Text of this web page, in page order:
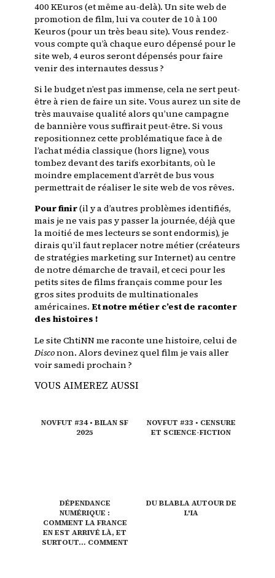
400 KEuros (et même au-delà). Un site web de
promotion de film, lui va couter de 10 à 100
Keuros (pour un très beau site). Vous rendez-
vous compte qu’à chaque euro dépensé pour le
site web, 4 euros seront dépensés pour faire
venir des internautes dessus ?
Si le budget n’est pas immense, cela ne sert peut-
être à rien de faire un site. Vous aurez un site de
très mauvaise qualité alors qu’une campagne
de bannière vous suffirait peut-être. Si vous
repositionnez cette problématique face à de
l’achat média classique (hors ligne), vous
tombez devant des tarifs exorbitants, où le
moindre emplacement d’arrêt de bus vous
permettrait de réaliser le site web de vos rêves.
Pour finir(il y a d’autres problèmes identifiés,
mais je ne vais pas y passer la journée, déjà que
la moitié de mes lecteurs se sont endormis), je
dirais qu’il faut replacer notre métier (créateurs
de stratégies marketing sur Internet) au centre
de notre démarche de travail, et ceci pour les
petits sites de films français comme pour les
gros sites produits de multinationales
américaines. Et notre métier c’est de raconter
des histoires !
Le site ChtiNN me raconte une histoire, celui de
Disconon. Alors devinez quel film je vais aller
voir samedi prochain ?
VOUS AIMEREZ AUSSI
NOVFUT #34 • BILAN SF
2025
NOVFUT #33 • CENSURE
ET SCIENCE-FICTION
DÉPENDANCE
NUMÉRIQUE :
COMMENT LA FRANCE
EN EST ARRIVÉ LÀ, ET
SURTOUT… COMMENT
DU BLABLA AUTOUR DE
L'IA